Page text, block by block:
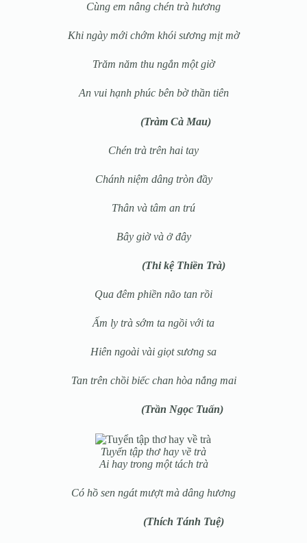
Cùng em nâng chén trà hương
Khi ngày mới chớm khói sương mịt mờ
Trăm năm thu ngắn một giờ
An vui hạnh phúc bên bờ thần tiên
(Tràm Cà Mau)
Chén trà trên hai tay
Chánh niệm dâng tròn đầy
Thân và tâm an trú
Bây giờ và ở đây
(Thi kệ Thiền Trà)
Qua đêm phiền não tan rồi
Ấm ly trà sớm ta ngồi với ta
Hiên ngoài vài giọt sương sa
Tan trên chồi biếc chan hòa nắng mai
(Trần Ngọc Tuấn)
Tuyển tập thơ hay về trà
Ai hay trong một tách trà
Có hồ sen ngát mượt mà dâng hương
(Thích Tánh Tuệ)